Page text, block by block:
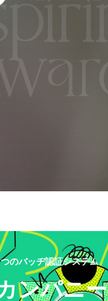
のバッヂ認証システム
ンパニー